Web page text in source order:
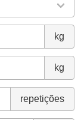
kg
kg
repetições